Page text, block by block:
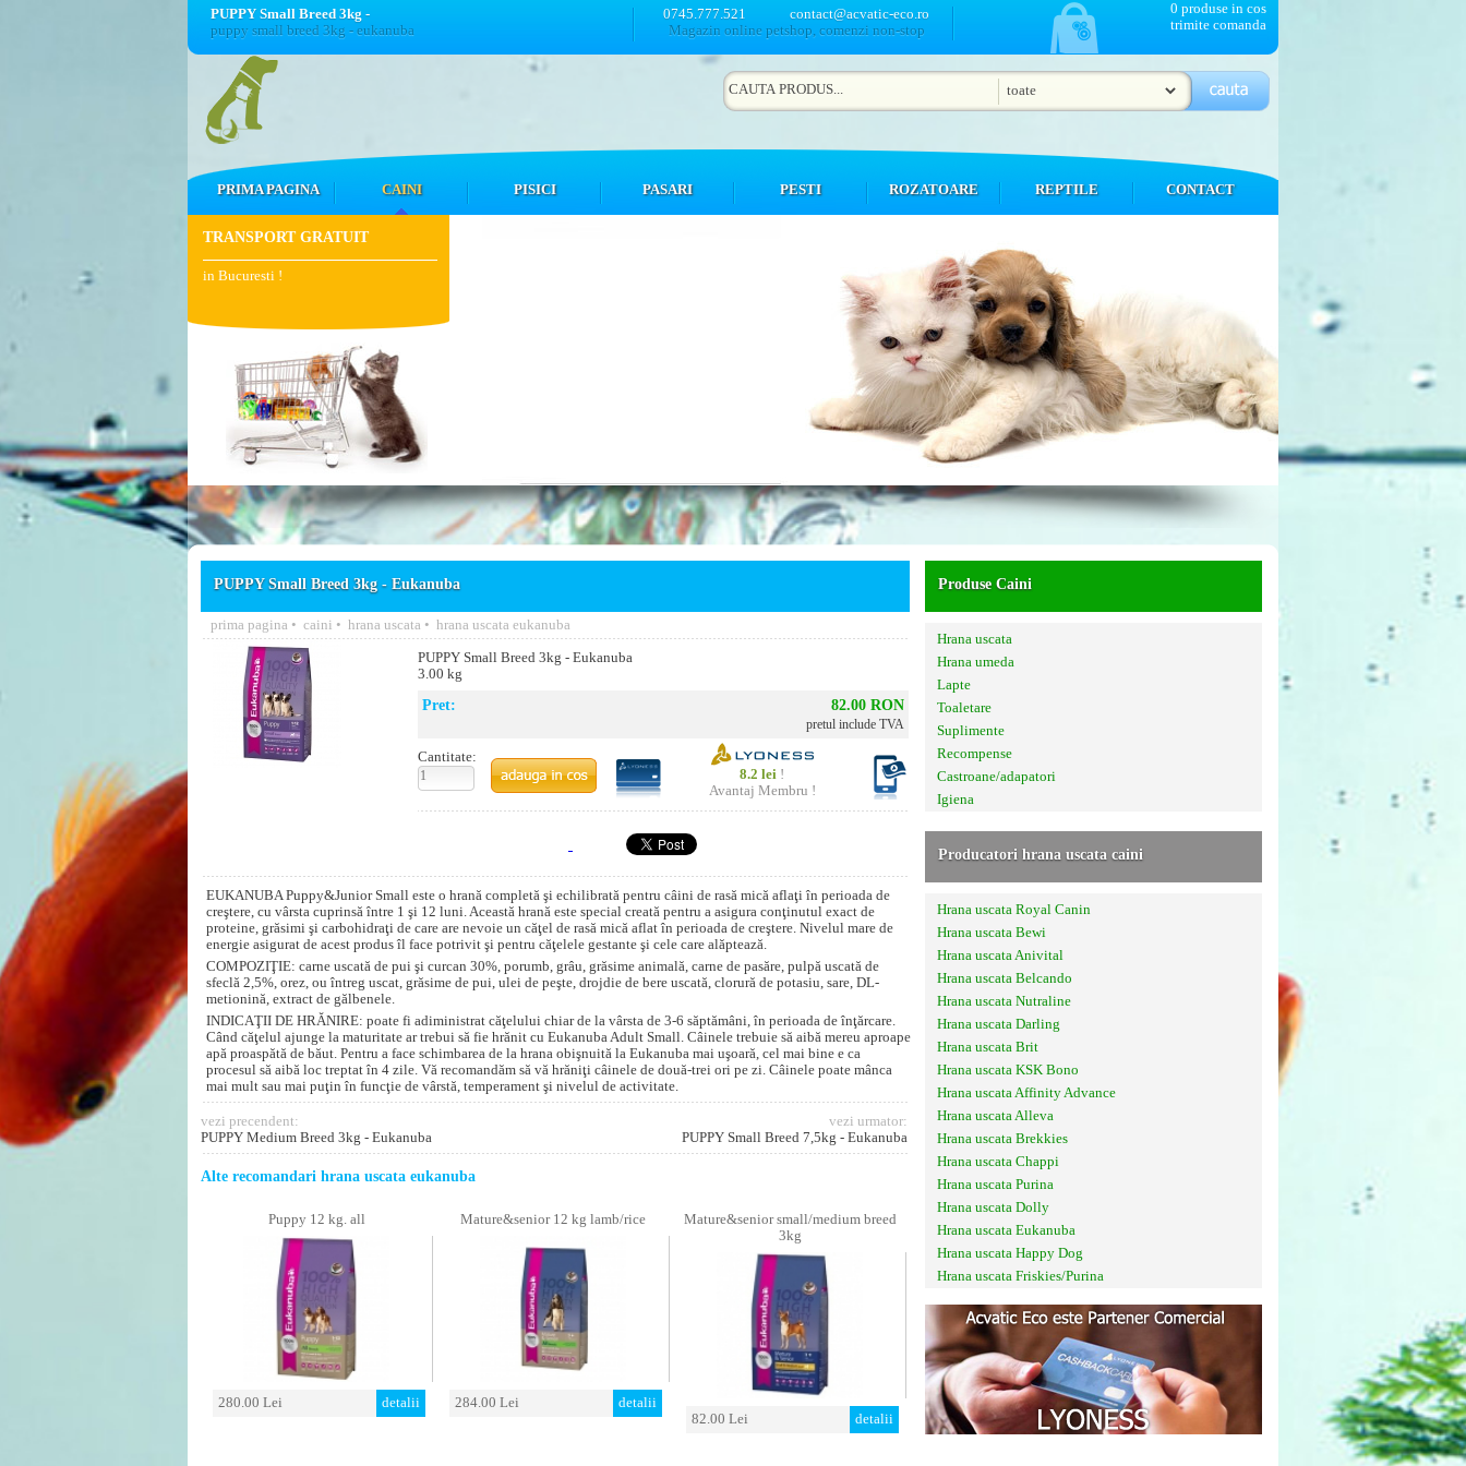
PUPPY Small Breed 3kg -
puppy small breed 3kg - eukanuba
0745.777.521
contact@acvatic-eco.ro
Magazin online petshop, comenzi non-stop
0 produse in cos
trimite comanda
PRIMA PAGINA CAINI PISICI PASARI PESTI ROZATOARE REPTILE CONTACT
TRANSPORT GRATUIT
in Bucuresti !
PUPPY Small Breed 3kg - Eukanuba
prima pagina • caini • hrana uscata • hrana uscata eukanuba
PUPPY Small Breed 3kg - Eukanuba
3.00 kg
Pret: 82.00 RON
pretul include TVA
Cantitate:
8.2 lei !
Avantaj Membru !
EUKANUBA Puppy&Junior Small este o hrană completă şi echilibrată pentru câini de rasă mică aflaţi în perioada de
creştere, cu vârsta cuprinsă între 1 şi 12 luni. Această hrană este special creată pentru a asigura conţinutul exact de
proteine, grăsimi şi carbohidraţi de care are nevoie un căţel de rasă mică aflat în perioada de creştere. Nivelul mare de
energie asigurat de acest produs îl face potrivit şi pentru căţelele gestante şi cele care alăptează.
COMPOZIŢIE: carne uscată de pui şi curcan 30%, porumb, grâu, grăsime animală, carne de pasăre, pulpă uscată de
sfeclă 2,5%, orez, ou întreg uscat, grăsime de pui, ulei de peşte, drojdie de bere uscată, clorură de potasiu, sare, DL-
metionină, extract de gălbenele.
INDICAŢII DE HRĂNIRE: poate fi adiministrat căţelului chiar de la vârsta de 3-6 săptămâni, în perioada de înţărcare.
Când căţelul ajunge la maturitate ar trebui să fie hrănit cu Eukanuba Adult Small. Câinele trebuie să aibă mereu aproape
apă proaspătă de băut. Pentru a face schimbarea de la hrana obişnuită la Eukanuba mai uşoară, cel mai bine e ca
procesul să aibă loc treptat în 4 zile. Vă recomandăm să vă hrăniţi câinele de două-trei ori pe zi. Câinele poate mânca
mai mult sau mai puţin în funcţie de vârstă, temperament şi nivelul de activitate.
vezi precendent:
PUPPY Medium Breed 3kg - Eukanuba
vezi urmator:
PUPPY Small Breed 7,5kg - Eukanuba
Alte recomandari hrana uscata eukanuba
Puppy 12 kg. all
280.00 Lei detalii
Mature&senior 12 kg lamb/rice
284.00 Lei detalii
Mature&senior small/medium breed
3kg
82.00 Lei detalii
Produse Caini
Hrana uscata
Hrana umeda
Lapte
Toaletare
Suplimente
Recompense
Castroane/adapatori
Igiena
Producatori hrana uscata caini
Hrana uscata Royal Canin
Hrana uscata Bewi
Hrana uscata Anivital
Hrana uscata Belcando
Hrana uscata Nutraline
Hrana uscata Darling
Hrana uscata Brit
Hrana uscata KSK Bono
Hrana uscata Affinity Advance
Hrana uscata Alleva
Hrana uscata Brekkies
Hrana uscata Chappi
Hrana uscata Purina
Hrana uscata Dolly
Hrana uscata Eukanuba
Hrana uscata Happy Dog
Hrana uscata Friskies/Purina